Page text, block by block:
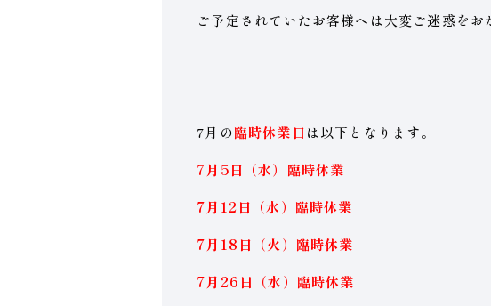
ご予定されていたお客様へは大変ご迷惑をお
7月の臨時休業日は以下となります。
7月5日（水）臨時休業
7月12日（水）臨時休業
7月18日（火）臨時休業
7月26日（水）臨時休業